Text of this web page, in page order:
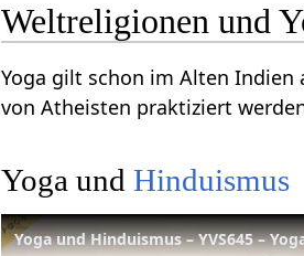
Weltreligionen und
Yoga gilt schon im Alten Indien
von Atheisten praktiziert
Yoga undHinduismus
Yoga und Hinduismus – YVS645 –